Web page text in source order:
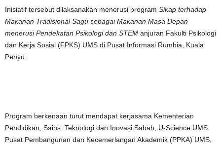
Inisiatif tersebut dilaksanakan menerusi program Sikap terhadap
Makanan Tradisional Sagu sebagai Makanan Masa Depan
menerusi Pendekatan Psikologi dan STEM anjuran Fakulti Psikologi
dan Kerja Sosial (FPKS) UMS di Pusat Informasi Rumbia, Kuala
Penyu.
Program berkenaan turut mendapat kerjasama Kementerian
Pendidikan, Sains, Teknologi dan Inovasi Sabah , U-Science UMS,
Pusat Pembangunan dan Kecemerlangan Akademik (PPKA) UMS,